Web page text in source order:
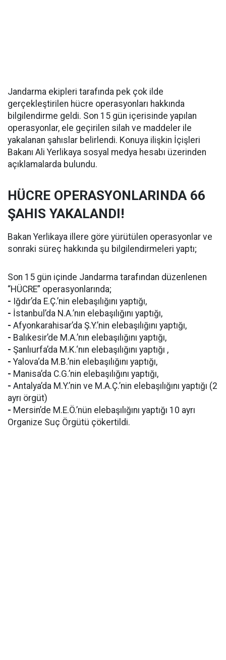
Jandarma ekipleri tarafında pek çok ilde
gerçekleştirilen hücre operasyonları hakkında
bilgilendirme geldi. Son 15 gün içerisinde yapılan
operasyonlar, ele geçirilen silah ve maddeler ile
yakalanan şahıslar belirlendi. Konuya ilişkin İçişleri
Bakanı Ali Yerlikaya sosyal medya hesabı üzerinden
açıklamalarda bulundu.
HÜCRE OPERASYONLARINDA 66
ŞAHIS YAKALANDI!
Bakan Yerlikaya illere göre yürütülen operasyonlar ve
sonraki süreç hakkında şu bilgilendirmeleri yaptı;
Son 15 gün içinde Jandarma tarafından düzenlenen
“HÜCRE” operasyonlarında;
- Iğdır’da E.Ç.’nin elebaşılığını yaptığı,
- İstanbul’da N.A.’nın elebaşılığını yaptığı,
- Afyonkarahisar’da Ş.Y.’nin elebaşılığını yaptığı,
- Balıkesir’de M.A.’nın elebaşılığını yaptığı,
- Şanlıurfa’da M.K.‘nın elebaşılığını yaptığı ,
- Yalova‘da M.B.’nin elebaşılığını yaptığı,
- Manisa’da C.G.’nin elebaşılığını yaptığı,
- Antalya’da M.Y.’nin ve M.A.Ç.’nin elebaşılığını yaptığı (2
ayrı örgüt)
- Mersin’de M.E.Ö.’nün elebaşılığını yaptığı 10 ayrı
Organize Suç Örgütü çökertildi.